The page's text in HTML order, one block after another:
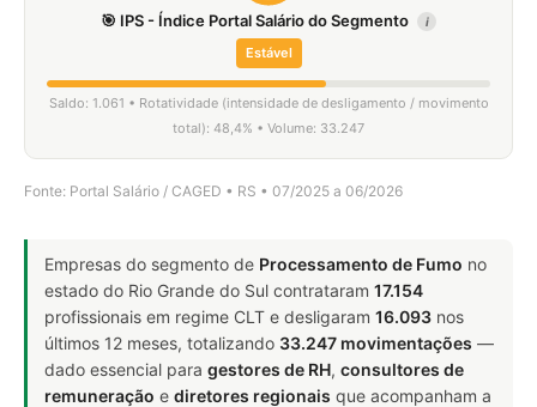
🎯 IPS - Índice Portal Salário do Segmento i
Estável
Saldo: 1.061 • Rotatividade (intensidade de desligamento / movimento
total): 48,4% • Volume: 33.247
Fonte: Portal Salário / CAGED • RS • 07/2025 a 06/2026
Empresas do segmento de Processamento de Fumo no
estado do Rio Grande do Sul contrataram 17.154
profissionais em regime CLT e desligaram 16.093 nos
últimos 12 meses, totalizando 33.247 movimentações —
dado essencial para gestores de RH, consultores de
remuneração e diretores regionais que acompanham a